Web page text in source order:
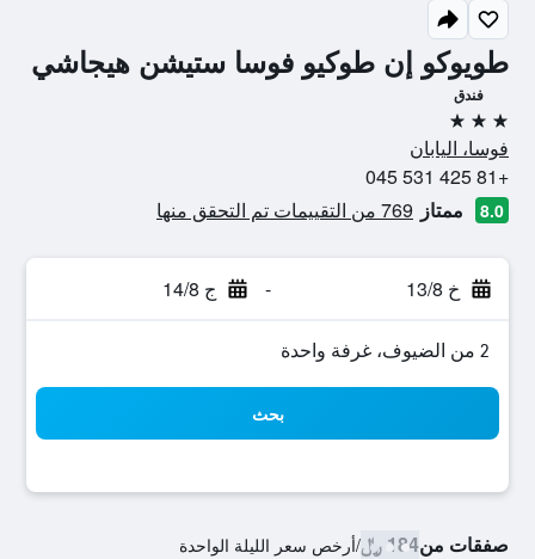
طويوكو إن طوكيو فوسا ستيشن هيجاشي
فندق
3 نجوم
فوسا، اليابان
+81 425 531 045
8.0 ممتاز 769 من التقييمات تم التحقق منها
خ 13/8 - ج 14/8
2 من الضيوف، غرفة واحدة
بحث
صفقات من184 ﷼ /أرخص سعر الليلة الواحدة